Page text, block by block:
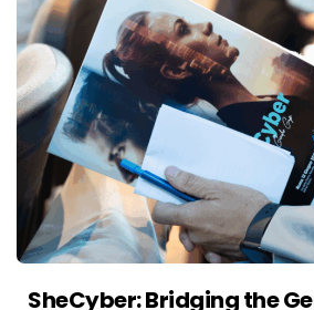
SheCyber: Bridging the